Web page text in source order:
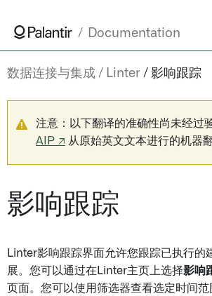
Documentation
数据连接与集成 Linter 影响跟踪
注意：以下翻译的准确性尚未经过
AIP ↗ 从原始英文文本进行的机器翻
影响跟踪
Linter影响跟踪界面允许您跟踪已执行的
展。您可以通过在Linter主页上选择影响
页面。您可以使用筛选器查看选定时间